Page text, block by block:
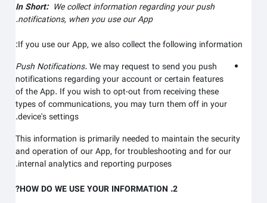
In Short:We collect information regarding yourpush
notifications,when you use our App.
If you use our App, we also collect the following information:
Push Notifications.We may request to send you push
notifications regarding your account or certain features
of the App. If you wish to opt-out from receiving these
types of communications, you may turn them off in your
device's settings.
This information is primarily needed to maintain the security
and operation of our App, for troubleshooting and for our
internal analytics and reporting purposes.